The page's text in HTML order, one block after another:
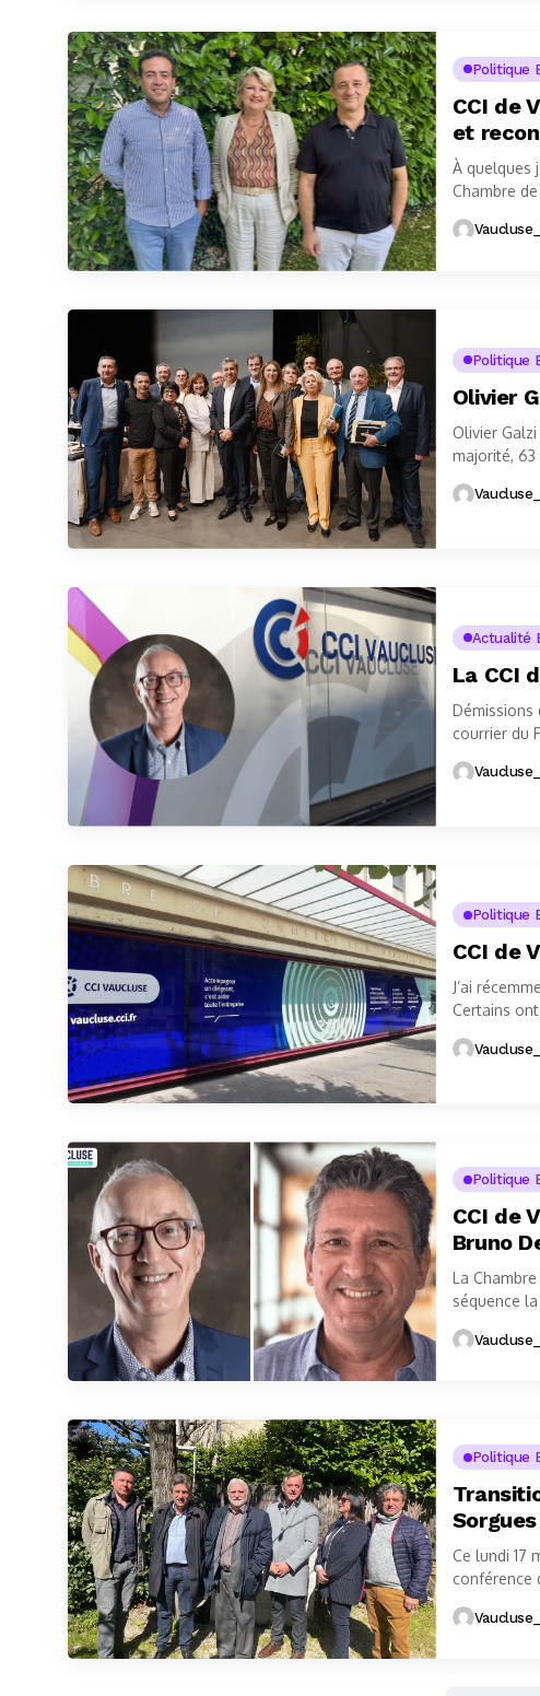
Politique
CCI de
et
À quelques
Chambre
Politique
Olivier
Olivier
majorité,
Actualité
La CCI
Démissions
courrier du
Politique
CCI de
J’ai
Certains
Politique
CCI de
Bruno
La
séquence
Politique
Ce lundi 17
conférence